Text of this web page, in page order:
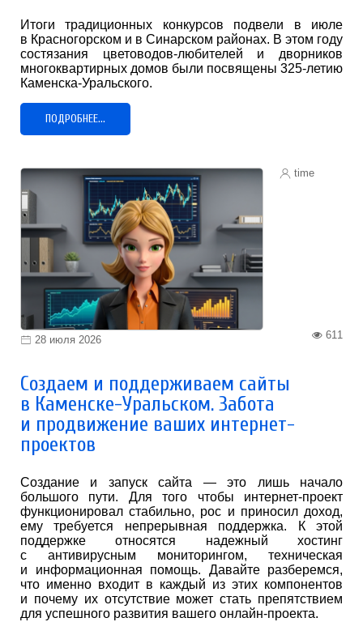
Итоги традиционных конкурсов подвели в июле
в Красногорском и в Синарском районах. В этом году
состязания цветоводов-любителей и дворников
многоквартирных домов были посвящены 325-летию
Каменска-Уральского.
ПОДРОБНЕЕ...
time
28 июля 2026 611
Создаем и поддерживаем сайты
в Каменске-Уральском. Забота
и продвижение ваших интернет-
проектов
Создание и запуск сайта — это лишь начало
большого пути. Для того чтобы интернет-проект
функционировал стабильно, рос и приносил доход,
ему требуется непрерывная поддержка. К этой
поддержке относятся надежный хостинг
с антивирусным мониторингом, техническая
и информационная помощь. Давайте разберемся,
что именно входит в каждый из этих компонентов
и почему их отсутствие может стать препятствием
для успешного развития вашего онлайн-проекта.